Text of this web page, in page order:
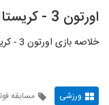
اورتون 3 - کریستال پالاس 0
خلاصه بازی اورتون 3 - کریستال پالاس 0
ورزشی مسابقه